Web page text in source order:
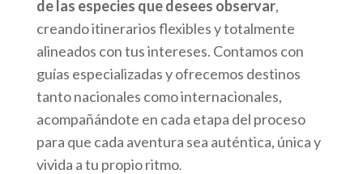
de las especies que desees observar,
creando itinerarios flexibles y totalmente
alineados con tus intereses. Contamos con
guías especializadas y ofrecemos destinos
tanto nacionales como internacionales,
acompañándote en cada etapa del proceso
para que cada aventura sea auténtica, única y
vivida a tu propio ritmo.